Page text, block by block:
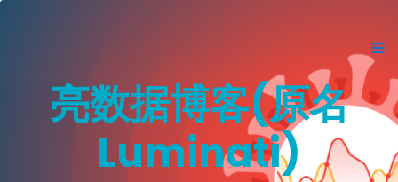
亮数据博客(原名
Luminati)